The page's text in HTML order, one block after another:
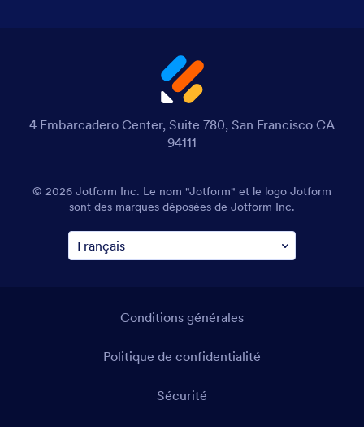
4 Embarcadero Center, Suite 780, San Francisco CA
94111
© 2026 Jotform Inc. Le nom "Jotform" et le logo Jotform
sont des marques déposées de Jotform Inc.
Conditions générales
Politique de confidentialité
Sécurité